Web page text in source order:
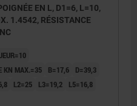
EN L, D1=6, L=10,
1.4542, RÉSISTANCE
KN MAX.=35
B=17,6
D=39,3
L2=25 L3=19,2
L5=16,8